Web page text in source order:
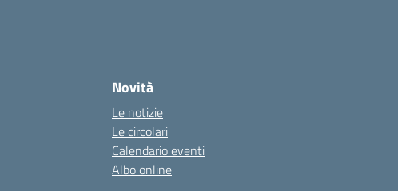
Novità
Le notizie
Le circolari
Calendario eventi
Albo online